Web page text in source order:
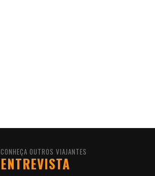
CONHEÇA OUTROS VIAJANTES
ENTREVISTA